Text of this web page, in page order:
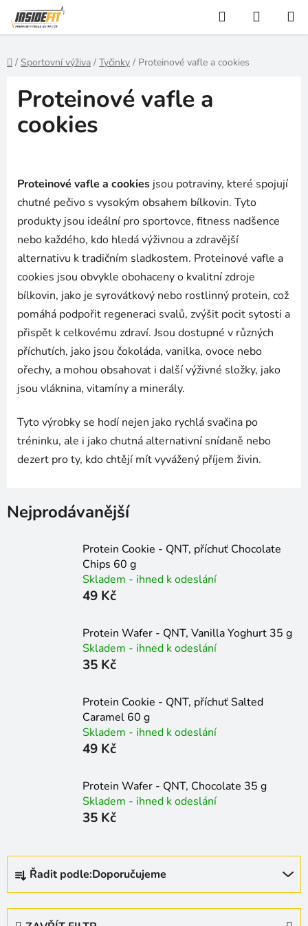
Přejít
na
obsah
Hledat
KOŠÍK
Domů
/ Sportovní výživa / Tyčinky / Proteinové vafle a cookies
Proteinové vafle a
cookies
Proteinové vafle a cookies jsou potraviny, které spojují
chutné pečivo s vysokým obsahem bílkovin. Tyto
produkty jsou ideální pro sportovce, fitness nadšence
nebo každého, kdo hledá výživnou a zdravější
alternativu k tradičním sladkostem. Proteinové vafle a
cookies jsou obvykle obohaceny o kvalitní zdroje
bílkovin, jako je syrovátkový nebo rostlinný protein, což
pomáhá podpořit regeneraci svalů, zvýšit pocit sytosti a
přispět k celkovému zdraví. Jsou dostupné v různých
příchutích, jako jsou čokoláda, vanilka, ovoce nebo
ořechy, a mohou obsahovat i další výživné složky, jako
jsou vláknina, vitamíny a minerály.
Tyto výrobky se hodí nejen jako rychlá svačina po
tréninku, ale i jako chutná alternativní snídaně nebo
dezert pro ty, kdo chtějí mít vyvážený příjem živin.
Nejprodávanější
Protein Cookie - QNT, příchuť Chocolate
Chips 60 g
Skladem - ihned k odeslání
49 Kč
Protein Wafer - QNT, Vanilla Yoghurt 35 g
Skladem - ihned k odeslání
35 Kč
Protein Cookie - QNT, příchuť Salted
Caramel 60 g
Skladem - ihned k odeslání
49 Kč
Protein Wafer - QNT, Chocolate 35 g
Skladem - ihned k odeslání
35 Kč
Ř
z
Řadit podle:Doporučujeme